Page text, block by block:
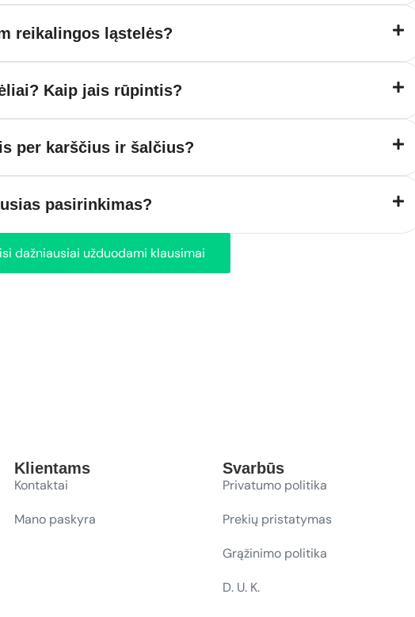
reikalingos ląstelės?
Kaip jais rūpintis?
per karščius ir šalčius?
pasirinkimas?
dažniausiai užduodami klausimai
Klientams
Kontaktai
Mano paskyra
Svarbūs
Privatumo politika
Prekių pristatymas
Grąžinimo politika
D. U. K.